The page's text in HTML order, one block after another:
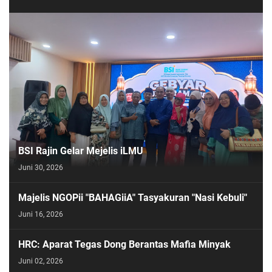
BSI Rajin Gelar Mejelis iLMU
Juni 30, 2026
Majelis NGOPii "BAHAGiiA" Tasyakuran "Nasi Kebuli"
Juni 16, 2026
HRC: Aparat Tegas Dong Berantas Mafia Minyak
Juni 02, 2026